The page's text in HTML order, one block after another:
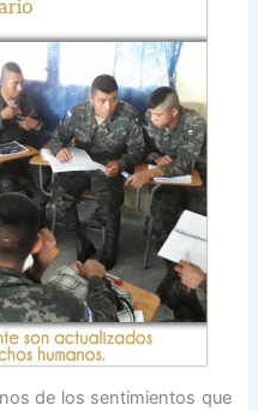
de los sentimientos que